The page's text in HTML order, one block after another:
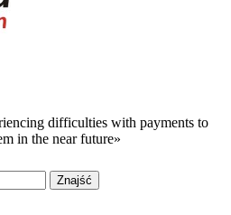
difficulties with payments to
in the near future»
Znajść